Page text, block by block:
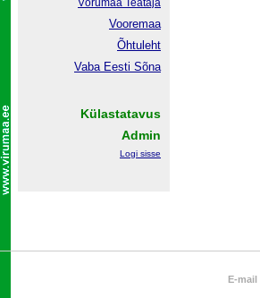
Võrumaa Teataja
Vooremaa
Õhtuleht
Vaba Eesti Sõna
Külastatavus
Admin
Logi sisse
E-mail